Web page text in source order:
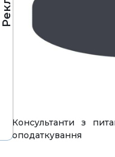
Консультанти з
оподаткування